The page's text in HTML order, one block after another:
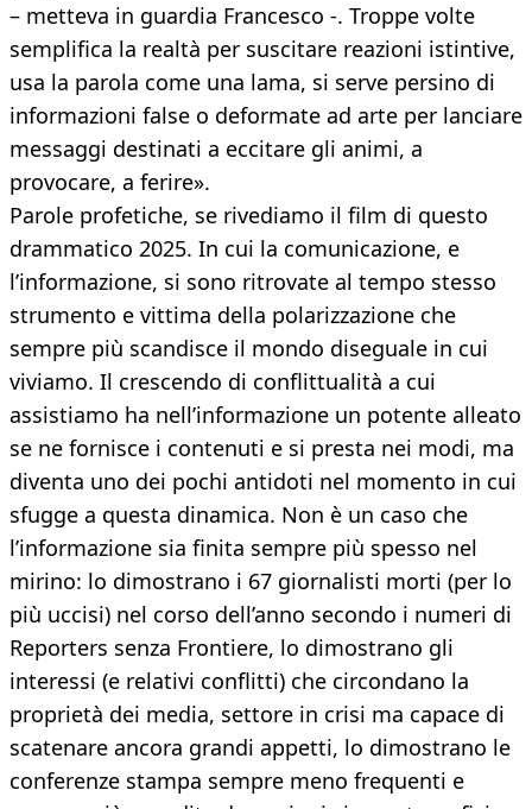
– metteva in guardia Francesco -. Troppe volte
semplifica la realtà per suscitare reazioni istintive,
usa la parola come una lama, si serve persino di
informazioni false o deformate ad arte per lanciare
messaggi destinati a eccitare gli animi, a
provocare, a ferire».
Parole profetiche, se rivediamo il film di questo
drammatico 2025. In cui la comunicazione, e
l’informazione, si sono ritrovate al tempo stesso
strumento e vittima della polarizzazione che
sempre più scandisce il mondo diseguale in cui
viviamo. Il crescendo di conflittualità a cui
assistiamo ha nell’informazione un potente alleato
se ne fornisce i contenuti e si presta nei modi, ma
diventa uno dei pochi antidoti nel momento in cui
sfugge a questa dinamica. Non è un caso che
l’informazione sia finita sempre più spesso nel
mirino: lo dimostrano i 67 giornalisti morti (per lo
più uccisi) nel corso dell’anno secondo i numeri di
Reporters senza Frontiere, lo dimostrano gli
interessi (e relativi conflitti) che circondano la
proprietà dei media, settore in crisi ma capace di
scatenare ancora grandi appetti, lo dimostrano le
conferenze stampa sempre meno frequenti e